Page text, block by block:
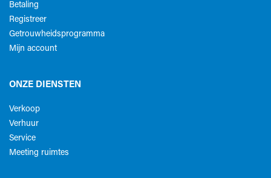
Betaling
Registreer
Getrouwheidsprogramma
Mijn account
ONZE DIENSTEN
Verkoop
Verhuur
Service
Meeting ruimtes